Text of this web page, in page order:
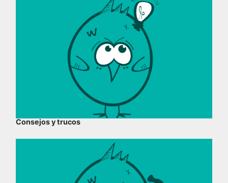
Consejos y trucos